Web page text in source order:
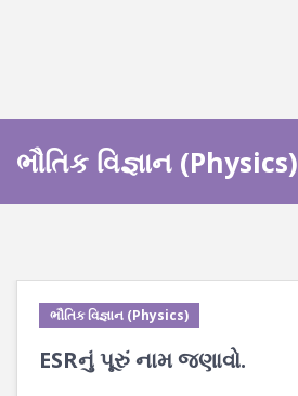
ભૌતિક વિજ્ઞાન (Physics)
ભૌતિક વિજ્ઞાન (Physics)
ESRનું પૂરું નામ જણાવો.